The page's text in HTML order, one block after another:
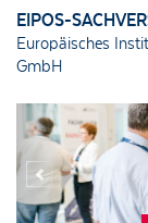
EIPOS-
Europäisches
GmbH
Previous